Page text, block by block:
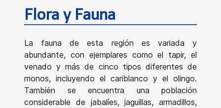
Flora y Fauna
La fauna de esta región es variada y
abundante, con ejemplares como el tapir, el
venado y más de cinco tipos diferentes de
monos, incluyendo el cariblanco y el olingo.
También se encuentra una población
considerable de jabalíes, jaguillas, armadillos,